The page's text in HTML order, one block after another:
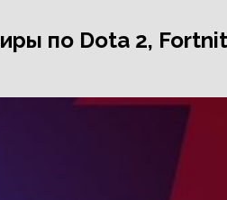
по Dota 2,